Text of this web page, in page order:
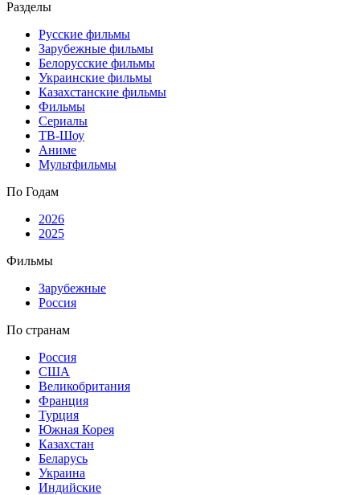
Разделы
Русские фильмы
Зарубежные фильмы
Белорусские фильмы
Украинские фильмы
Казахстанские фильмы
Фильмы
Сериалы
ТВ-Шоу
Аниме
Мультфильмы
По Годам
2026
2025
Фильмы
Зарубежные
Россия
По странам
Россия
США
Великобритания
Франция
Турция
Южная Корея
Казахстан
Беларусь
Украина
Индийские